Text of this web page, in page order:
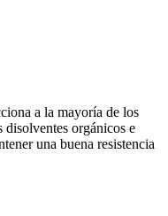
a la mayoría de los
disolventes orgánicos e
una buena resistencia